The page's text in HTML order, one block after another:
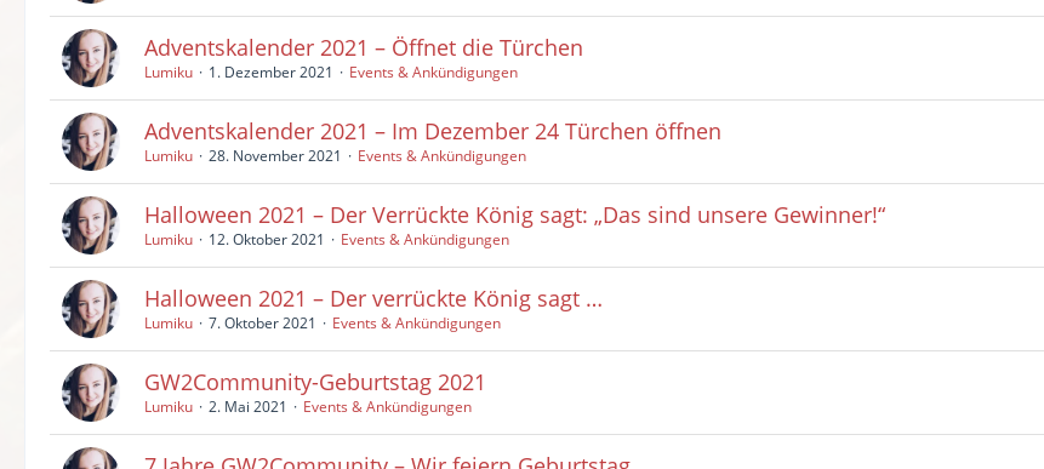
Adventskalender 2021 – Öffnet die Türchen
Lumiku 1. Dezember 2021 Events & Ankündigungen
Adventskalender 2021 – Im Dezember 24 Türchen öffnen
Lumiku 28. November 2021 Events & Ankündigungen
Halloween 2021 – Der Verrückte König sagt: „Das sind unsere Gewinner!“
Lumiku 12. Oktober 2021 Events & Ankündigungen
Halloween 2021 – Der verrückte König sagt …
Lumiku 7. Oktober 2021 Events & Ankündigungen
GW2Community-Geburtstag 2021
Lumiku 2. Mai 2021 Events & Ankündigungen